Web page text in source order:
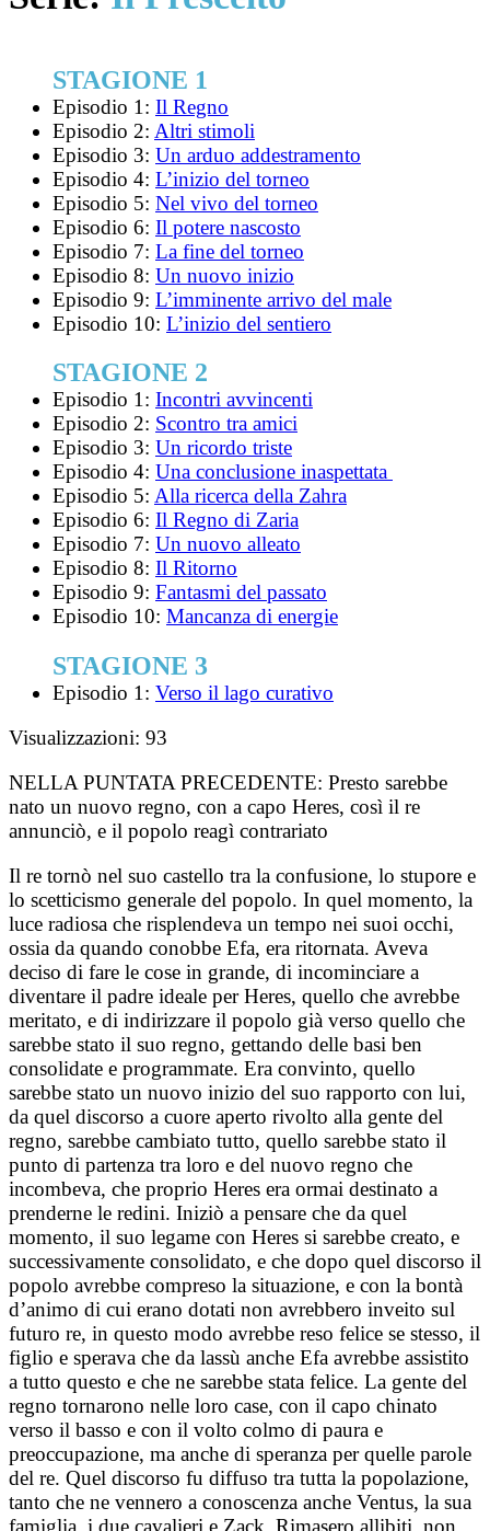
STAGIONE 1
Episodio 1: Il Regno
Episodio 2: Altri stimoli
Episodio 3: Un arduo addestramento
Episodio 4: L’inizio del torneo
Episodio 5: Nel vivo del torneo
Episodio 6: Il potere nascosto
Episodio 7: La fine del torneo
Episodio 8: Un nuovo inizio
Episodio 9: L’imminente arrivo del male
Episodio 10: L’inizio del sentiero
STAGIONE 2
Episodio 1: Incontri avvincenti
Episodio 2: Scontro tra amici
Episodio 3: Un ricordo triste
Episodio 4: Una conclusione inaspettata
Episodio 5: Alla ricerca della Zahra
Episodio 6: Il Regno di Zaria
Episodio 7: Un nuovo alleato
Episodio 8: Il Ritorno
Episodio 9: Fantasmi del passato
Episodio 10: Mancanza di energie
STAGIONE 3
Episodio 1: Verso il lago curativo
Visualizzazioni: 93
NELLA PUNTATA PRECEDENTE: Presto sarebbe
nato un nuovo regno, con a capo Heres, così il re
annunciò, e il popolo reagì contrariato
Il re tornò nel suo castello tra la confusione, lo stupore e
lo scetticismo generale del popolo. In quel momento, la
luce radiosa che risplendeva un tempo nei suoi occhi,
ossia da quando conobbe Efa, era ritornata. Aveva
deciso di fare le cose in grande, di incominciare a
diventare il padre ideale per Heres, quello che avrebbe
meritato, e di indirizzare il popolo già verso quello che
sarebbe stato il suo regno, gettando delle basi ben
consolidate e programmate. Era convinto, quello
sarebbe stato un nuovo inizio del suo rapporto con lui,
da quel discorso a cuore aperto rivolto alla gente del
regno, sarebbe cambiato tutto, quello sarebbe stato il
punto di partenza tra loro e del nuovo regno che
incombeva, che proprio Heres era ormai destinato a
prenderne le redini. Iniziò a pensare che da quel
momento, il suo legame con Heres si sarebbe creato, e
successivamente consolidato, e che dopo quel discorso il
popolo avrebbe compreso la situazione, e con la bontà
d’animo di cui erano dotati non avrebbero inveito sul
futuro re, in questo modo avrebbe reso felice se stesso, il
figlio e sperava che da lassù anche Efa avrebbe assistito
a tutto questo e che ne sarebbe stata felice. La gente del
regno tornarono nelle loro case, con il capo chinato
verso il basso e con il volto colmo di paura e
preoccupazione, ma anche di speranza per quelle parole
del re. Quel discorso fu diffuso tra tutta la popolazione,
tanto che ne vennero a conoscenza anche Ventus, la sua